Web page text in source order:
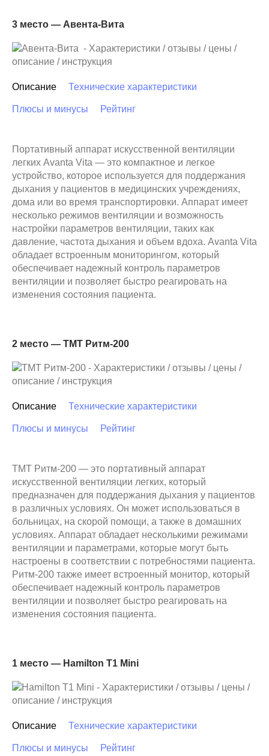
3 место — Авента-Вита
Описание Технические характеристики
Плюсы и минусы Рейтинг
Портативный аппарат искусственной вентиляции
легких Avanta Vita — это компактное и легкое
устройство, которое используется для поддержания
дыхания у пациентов в медицинских учреждениях,
дома или во время транспортировки. Аппарат имеет
несколько режимов вентиляции и возможность
настройки параметров вентиляции, таких как
давление, частота дыхания и объем вдоха. Avanta Vita
обладает встроенным мониторингом, который
обеспечивает надежный контроль параметров
вентиляции и позволяет быстро реагировать на
изменения состояния пациента.
2 место — ТМТ Ритм-200
Описание Технические характеристики
Плюсы и минусы Рейтинг
ТМТ Ритм-200 — это портативный аппарат
искусственной вентиляции легких, который
предназначен для поддержания дыхания у пациентов
в различных условиях. Он может использоваться в
больницах, на скорой помощи, а также в домашних
условиях. Аппарат обладает несколькими режимами
вентиляции и параметрами, которые могут быть
настроены в соответствии с потребностями пациента.
Ритм-200 также имеет встроенный монитор, который
обеспечивает надежный контроль параметров
вентиляции и позволяет быстро реагировать на
изменения состояния пациента.
1 место — Hamilton T1 Mini
Описание Технические характеристики
Плюсы и минусы Рейтинг